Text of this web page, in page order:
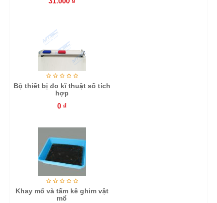
Bộ thiết bị đo kĩ thuật số tích
hợp
0 ₫
Khay mổ và tấm kê ghim vật
mổ